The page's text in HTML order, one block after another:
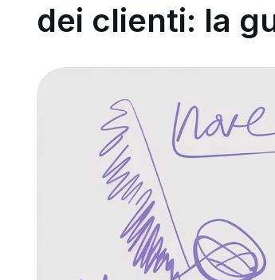
dei clienti: la